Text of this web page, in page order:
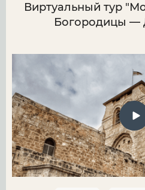
Виртуальный тур
Богородицы —